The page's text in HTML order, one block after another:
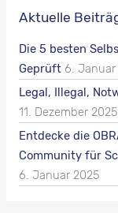
Aktuelle
Die 5 besten
Geprüft 6. Januar
Legal, Illegal,
11. Dezember 2025
Entdecke die
Community für
6. Januar 2025